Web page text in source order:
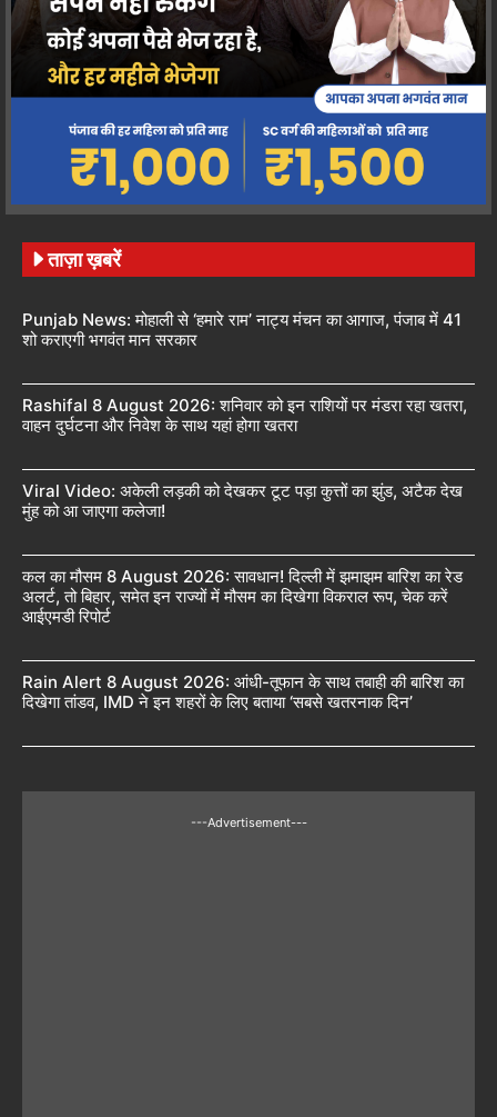
ताज़ा ख़बरें
Punjab News: मोहाली से ‘हमारे राम’ नाट्य मंचन का आगाज, पंजाब में 41
शो कराएगी भगवंत मान सरकार
Rashifal 8 August 2026: शनिवार को इन राशियों पर मंडरा रहा खतरा,
वाहन दुर्घटना और निवेश के साथ यहां होगा खतरा
Viral Video: अकेली लड़की को देखकर टूट पड़ा कुत्तों का झुंड, अटैक देख
मुंह को आ जाएगा कलेजा!
कल का मौसम 8 August 2026: सावधान! दिल्ली में झमाझम बारिश का रेड
अलर्ट, तो बिहार, समेत इन राज्यों में मौसम का दिखेगा विकराल रूप, चेक करें
आईएमडी रिपोर्ट
Rain Alert 8 August 2026: आंधी-तूफान के साथ तबाही की बारिश का
दिखेगा तांडव, IMD ने इन शहरों के लिए बताया ‘सबसे खतरनाक दिन’
---Advertisement---